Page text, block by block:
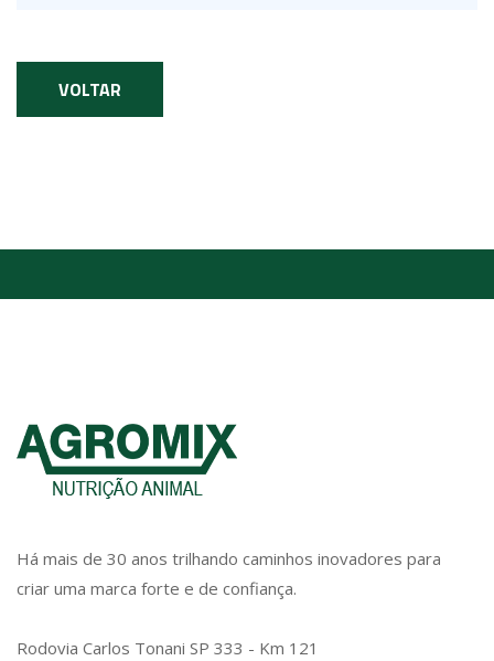
VOLTAR
Há mais de 30 anos trilhando caminhos inovadores para
criar uma marca forte e de confiança.
Rodovia Carlos Tonani SP 333 - Km 121